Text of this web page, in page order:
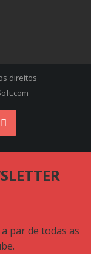
direitos
Skype
par de todas as